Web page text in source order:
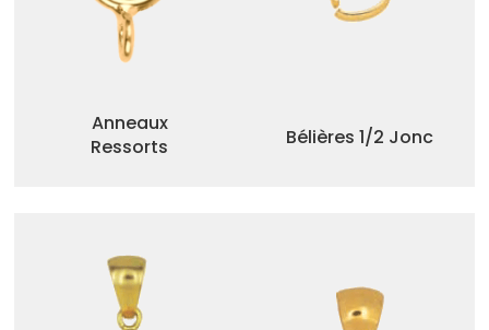
Anneaux
Ressorts
Bélières 1/2 Jonc